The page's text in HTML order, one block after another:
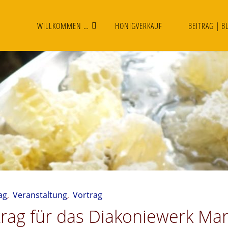
WILLKOMMEN … HONIGVERKAUF BEITRAG |
, Veranstaltung, Vortrag
für das Diakoniewerk